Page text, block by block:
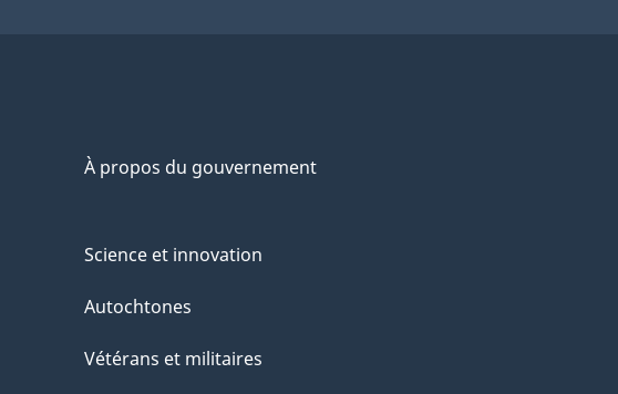
À propos du gouvernement
Science et innovation
Autochtones
Vétérans et militaires